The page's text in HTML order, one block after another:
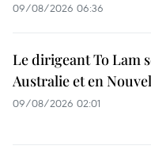
09/08/2026 06:36
Le dirigeant To Lam
Australie et en
09/08/2026 02:01